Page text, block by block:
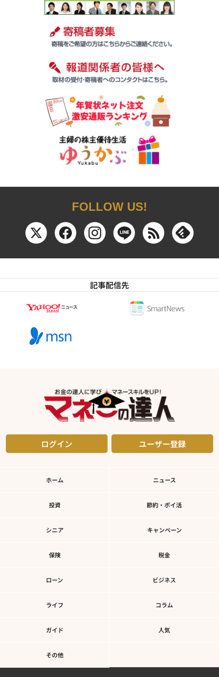
FOLLOW US!
記事配信先
ログイン ユーザー登録
ホーム ニュース
投資 節約・ポイ活
シニア キャンペーン
保険 税金
ローン ビジネス
ライフ コラム
ガイド 人気
その他